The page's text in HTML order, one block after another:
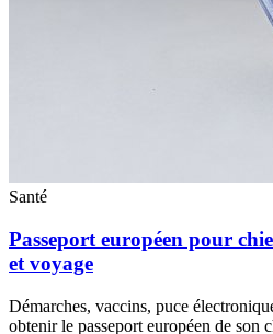
Santé
Passeport européen pour
et voyage
Démarches, vaccins, puce
obtenir le passeport européen de